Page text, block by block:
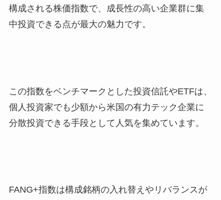
構成される株価指数で、成長性の高い企業群に集
中投資できる点が最大の魅力です。
この指数をベンチマークとした投資信託やETFは、
個人投資家でも少額から米国の有力テック企業に
分散投資できる手段として人気を集めています。
FANG+指数は構成銘柄の入れ替えやリバランスが